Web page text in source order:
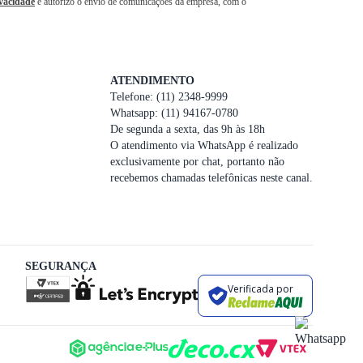
ATENDIMENTO
Telefone: (11) 2348-9999
Whatsapp: (11) 94167-0780
De segunda a sexta, das 9h às 18h
O atendimento via WhatsApp é realizado
exclusivamente por chat, portanto não
recebemos chamadas telefônicas neste canal.
SEGURANÇA
Verificada por